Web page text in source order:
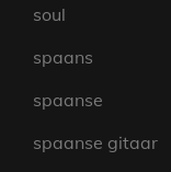
soul
spaans
spaanse
spaanse gitaar